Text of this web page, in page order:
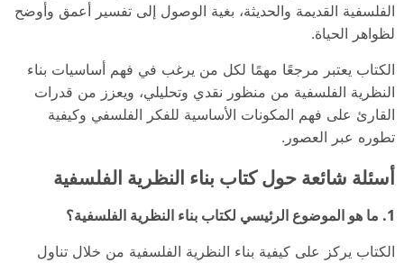
الفلسفية القديمة والحديثة، بغية الوصول إلى تفسير أعمق وأوضح
لظواهر الحياة.
الكتاب يعتبر مرجعًا مهمًا لكل من يرغب في فهم أساسيات بناء
النظرية الفلسفية من منظور نقدي وتحليلي، ويعزز من قدرات
القارئ على فهم المكونات الأساسية للفكر الفلسفي وكيفية
تطوره عبر العصور.
أسئلة شائعة حول كتاب بناء النظرية الفلسفية
1. ما هو الموضوع الرئيسي لكتاب بناء النظرية الفلسفية؟
الكتاب يركز على كيفية بناء النظرية الفلسفية من خلال تناول